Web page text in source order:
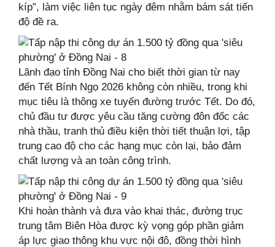
kíp”, làm việc liên tục ngày đêm nhằm bám sát tiến
độ đề ra.
Lãnh đạo tỉnh Đồng Nai cho biết thời gian từ nay
đến Tết Bính Ngọ 2026 không còn nhiều, trong khi
mục tiêu là thông xe tuyến đường trước Tết. Do đó,
chủ đầu tư được yêu cầu tăng cường đôn đốc các
nhà thầu, tranh thủ điều kiện thời tiết thuận lợi, tập
trung cao độ cho các hạng mục còn lại, bảo đảm
chất lượng và an toàn công trình.
Khi hoàn thành và đưa vào khai thác, đường trục
trung tâm Biên Hòa được kỳ vọng góp phần giảm
áp lực giao thông khu vực nội đô, đồng thời hình